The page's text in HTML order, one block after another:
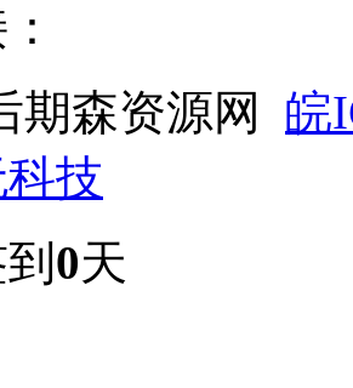
期森资源网
皖
技
0天